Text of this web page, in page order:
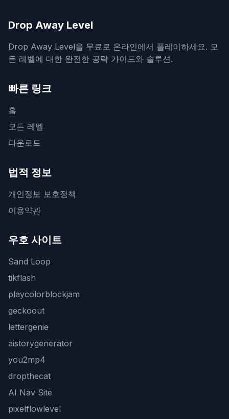
Drop Away Level
Drop Away Level을 무료로 온라인에서 플레이하세요. 모
든 레벨에 대한 완전한 공략 가이드와 솔루션.
빠른 링크
홈
모든 레벨
다운로드
법적 정보
개인정보 보호정책
이용약관
우호 사이트
Sand Loop
tikflash
playcolorblockjam
geckoout
lettergenie
aistorygenerator
you2mp4
dropthecat
AI Nav Site
pixelflowlevel